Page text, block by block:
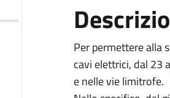
Per permettere alla
cavi elettrici, dal 23
e nelle vie limitrofe.